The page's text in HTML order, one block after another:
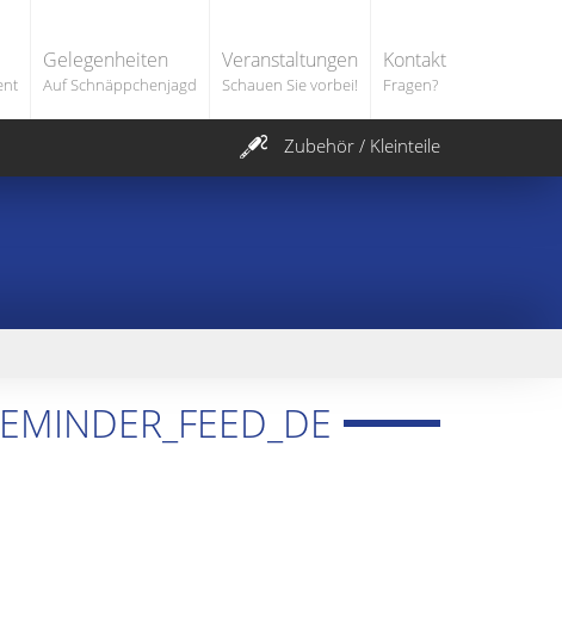
Gelegenheiten
Auf Schnäppchenjagd
Veranstaltungen
Schauen Sie vorbei!
Kontakt
Fragen?
Zubehör / Kleinteile